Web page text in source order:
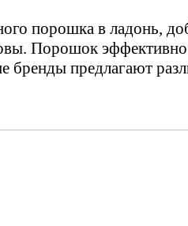
порошка в ладонь,
Порошок
бренды предлагают